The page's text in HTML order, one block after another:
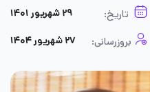
تاریخ: ۲۹ شهریور ۱۴۰۱
بروزرسانی: ۲۷ شهریور ۱۴۰۴